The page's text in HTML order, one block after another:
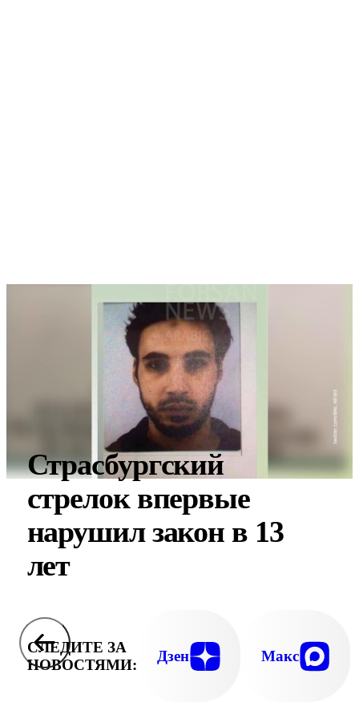
Страсбургский
стрелок впервые
нарушил закон в 13
лет
СЛЕДИТЕ ЗА
НОВОСТЯМИ:
Дзен Макс